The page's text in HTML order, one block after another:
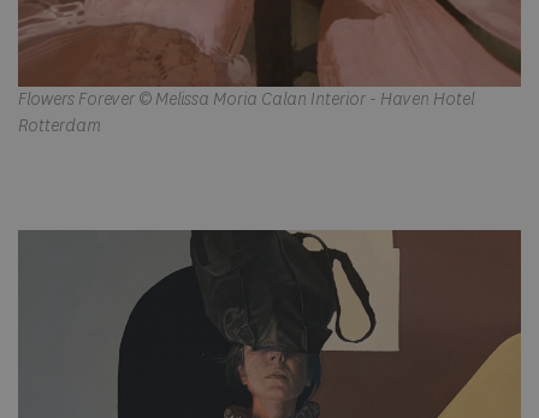
Flowers Forever © Melissa Moria Calan Interior - Haven Hotel
Rotterdam